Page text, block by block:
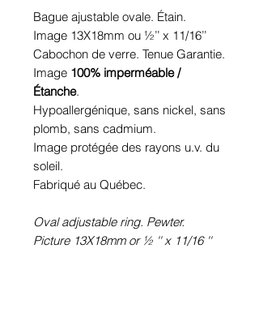
Bague ajustable ovale. Étain.
Image 13X18mm ou ½’’ x 11/16’’
Cabochon de verre. Tenue Garantie.
Image 100% imperméable /
Étanche.
Hypoallergénique, sans nickel, sans
plomb, sans cadmium.
Image protégée des rayons u.v. du
soleil.
Fabriqué au Québec.
Oval adjustable ring. Pewter.
Picture 13X18mm or ½ '' x 11/16 ''